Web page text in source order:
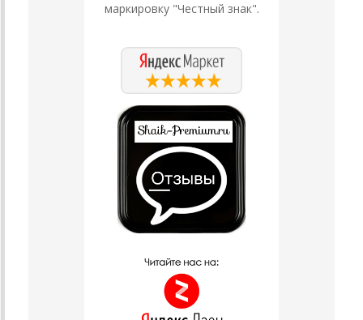
маркировку "Честный знак".